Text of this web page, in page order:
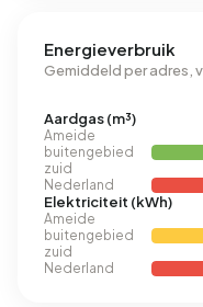
Energieverbruik
Gemiddeld per adres,
Aardgas (m³)
Ameide
buitengebied
zuid
Nederland
Elektriciteit (kWh)
Ameide
buitengebied
zuid
Nederland